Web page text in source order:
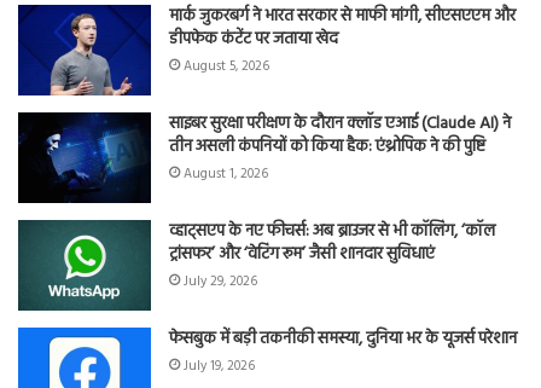
मार्क जुकरबर्ग ने भारत सरकार से माफी मांगी, सीएसएएम और
डीपफेक कंटेंट पर जताया खेद
August 5, 2026
साइबर सुरक्षा परीक्षण के दौरान क्लॉड एआई (Claude AI) ने
तीन असली कंपनियों को किया हैक: एंथ्रोपिक ने की पुष्टि
August 1, 2026
व्हाट्सएप के नए फीचर्स: अब ब्राउजर से भी कॉलिंग, ‘कॉल
ट्रांसफर’ और ‘वेटिंग रूम’ जैसी शानदार सुविधाएं
July 29, 2026
फेसबुक में बड़ी तकनीकी समस्या, दुनिया भर के यूजर्स परेशान
July 19, 2026